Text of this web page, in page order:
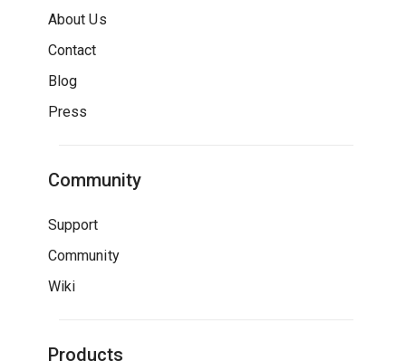
About Us
Contact
Blog
Press
Community
Support
Community
Wiki
Products